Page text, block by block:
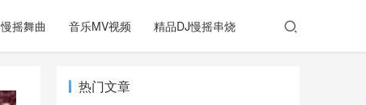
慢摇舞曲 音乐MV视频 精品DJ慢摇串烧
热门文章